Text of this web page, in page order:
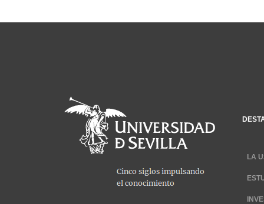
LA